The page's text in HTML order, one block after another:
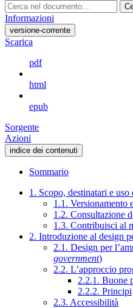
Informazioni
versione-corrente
Scarica
pdf
html
epub
Sorgente
Azioni
indice dei contenuti
Sommario
1. Scopo, destinatari e
1.1. Versionamento
1.2. Consultazione
1.3. Contribuisci al
2. Introduzione al design
2.1. Design per
government)
2.2. L’approccio
2.2.1. Buone
2.2.2. Principi
2.3. Accessibilità